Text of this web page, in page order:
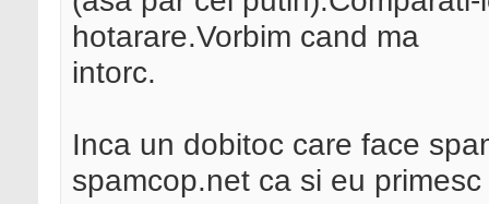
hotarare.Vorbim cand ma
intorc.
Inca un dobitoc care face
spamcop.net ca si eu